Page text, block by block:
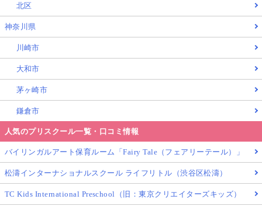
北区
神奈川県
川崎市
大和市
茅ヶ崎市
鎌倉市
人気のプリスクール一覧・口コミ情報
バイリンガルアート保育ルーム「Fairy Tale（フェアリーテール）」
松濤インターナショナルスクール ライフリトル（渋谷区松濤）
TC Kids International Preschool（旧：東京クリエイターズキッズ）